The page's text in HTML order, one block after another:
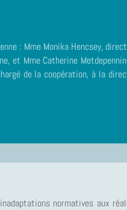
: Mme Monika Hencsey,
et Mme Catherine
de la coopération, à la
normatives aux